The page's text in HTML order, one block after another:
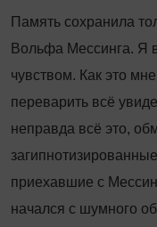
Память сохранила
Вольфа Мессинга. Я
чувством. Как это
переварить всё
неправда всё это,
приехавшие с
начался с шумного